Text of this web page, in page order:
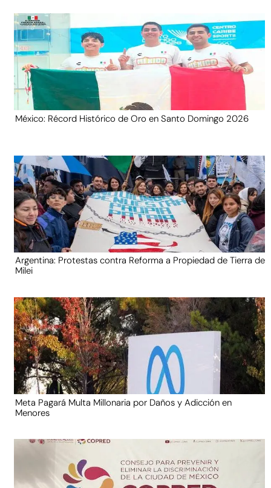
México: Récord Histórico de Oro en Santo Domingo 2026
Argentina: Protestas contra Reforma a Propiedad de Tierra de
Milei
Meta Pagará Multa Millonaria por Daños y Adicción en
Menores